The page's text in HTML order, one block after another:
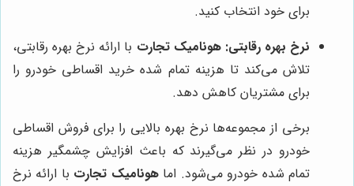
برای خود انتخاب کنید.
نرخ بهره رقابتی: هونامیک تجارت با ارائه نرخ بهره رقابتی،
تلاش می‌کند تا هزینه تمام شده خرید اقساطی خودرو را
برای مشتریان کاهش دهد.
برخی از مجموعه‌ها نرخ بهره بالایی را برای فروش اقساطی
خودرو در نظر می‌گیرند که باعث افزایش چشمگیر هزینه
تمام شده خودرو می‌شود. اماهونامیک تجارت با ارائه نرخ